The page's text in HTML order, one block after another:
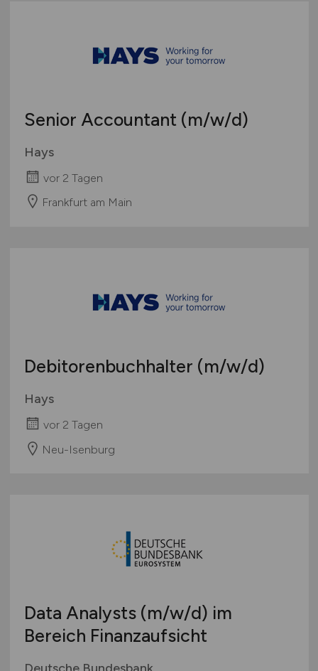
Senior Accountant (m/w/d)
Hays
vor 2 Tagen
Frankfurt am Main
Debitorenbuchhalter (m/w/d)
Hays
vor 2 Tagen
Neu-Isenburg
Data Analysts (m/w/d) im
Bereich Finanzaufsicht